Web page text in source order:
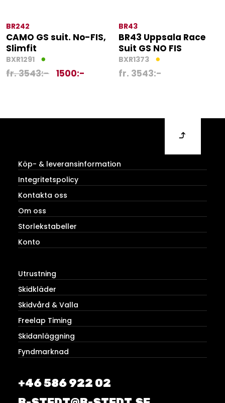
BR242
CAMO GS suit. No-FIS,
Slimfit
BXR1291
fr.3543:- 1500:-
BR43
BR43 Uppsala Race
Suit GS NO FIS
BXR1373
fr. 3543:-
Köp- & leveransinformation
Integritetspolicy
Kontakta oss
Om oss
Storlekstabeller
Konto
Utrustning
Skidkläder
Skidvård & Valla
Freelap Timing
Skidanläggning
Fyndmarknad
+46 586 922 02